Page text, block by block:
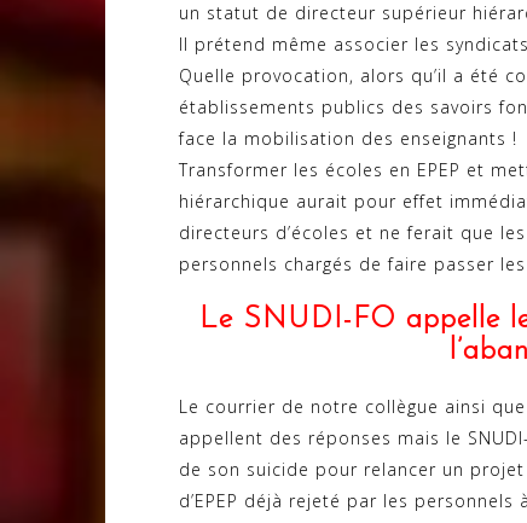
un statut de directeur supérieur
Il prétend même associer les
Quelle provocation, alors qu’il a été
établissements publics des savoirs
face la mobilisation des enseignants !
Transformer les écoles en EPEP et
hiérarchique aurait pour effet
directeurs d’écoles et ne ferait que
personnels chargés de faire passer
Le SNUDI-FO appelle
Le courrier de notre collègue ainsi
appellent des réponses mais le
de son suicide pour relancer un
d’EPEP déjà rejeté par les personnels